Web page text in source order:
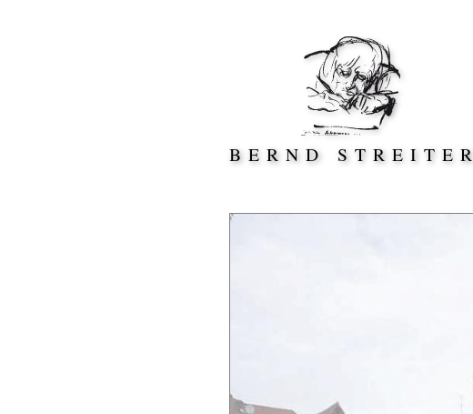
BERND STREITER